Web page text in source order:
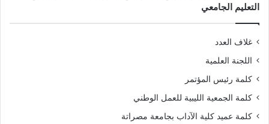
التعليم الجامعي
غلاف العدد
اللجنة العلمية
كلمة رئيس المؤتمر
كلمة الجمعية الليبية للعمل الوطني
كلمة عميد كلية الآداب بجامعة مصراتة